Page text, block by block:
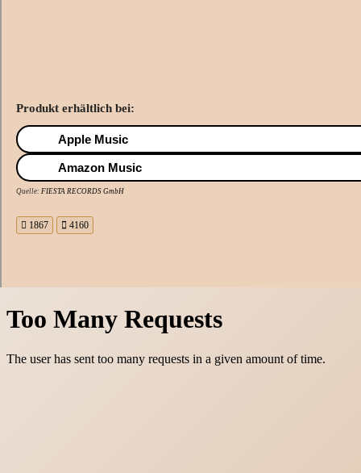
Produkt erhältlich bei:
Apple Music
Amazon Music
Quelle: FIESTA RECORDS GmbH
1867 4160